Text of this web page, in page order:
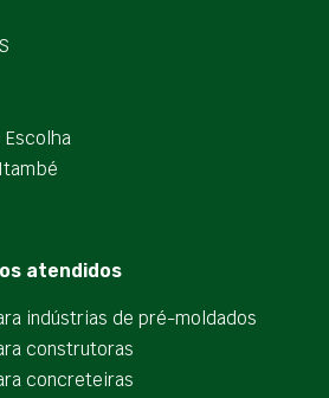
Escolha
atendidos
indústrias de pré-moldados
construtoras
concreteiras